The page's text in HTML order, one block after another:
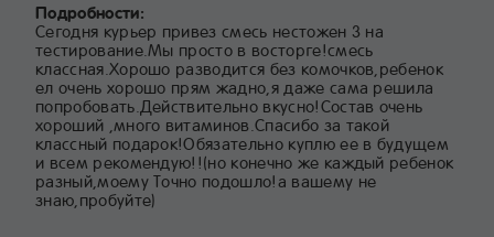
Подробности:
Cегодня курьер привез смесь нестожен 3 на
тестирование.Мы просто в восторге!смесь
классная.Хорошо разводится без комочков,ребенок
ел очень хорошо прям жадно,я даже сама решила
попробовать.Действительно вкусно!Состав очень
хороший ,много витаминов.Спасибо за такой
классный подарок!Обязательно куплю ее в будущем
и всем рекомендую!!(но конечно же каждый ребенок
разный,моему Точно подошло!а вашему не
знаю,пробуйте)